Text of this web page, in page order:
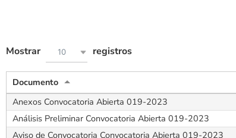
Mostrar 10 registros
Documento
Anexos Convocatoria Abierta 019-2023
Análisis Preliminar Convocatoria Abierta 019-2023
Aviso de Convocatoria Convocatoria Abierta 019-2023